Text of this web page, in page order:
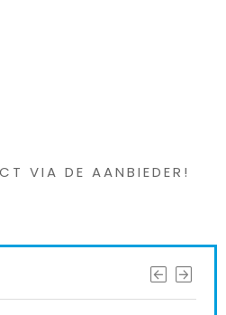
VIA DE AANBIEDER!